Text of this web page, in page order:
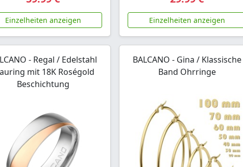
Einzelheiten anzeigen Einzelheiten anzeigen
- Regal / Edelstahl
mit 18K Roségold
Beschichtung
BALCANO - Gina / Klassische
Band Ohrringe